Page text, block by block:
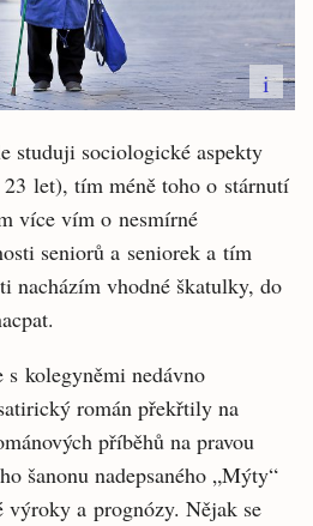
i
studuji sociologické aspekty
let), tím méně toho o stárnutí
více vím o nesmírné
seniorů a seniorek a tím
nacházím vhodné škatulky, do
kolegyněmi nedávno
román překřtily na
příběhů na pravou
šanonu nadepsaného „Mýty“
výroky a prognózy. Nějak se